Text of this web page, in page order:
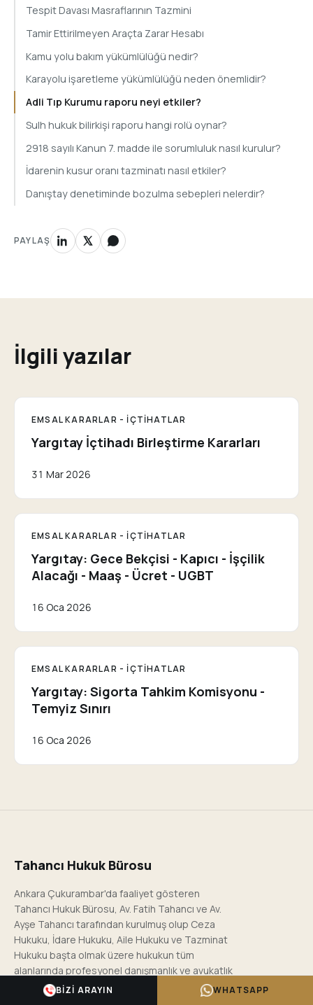
Tespit Davası Masraflarının Tazmini
Tamir Ettirilmeyen Araçta Zarar Hesabı
Kamu yolu bakım yükümlülüğü nedir?
Karayolu işaretleme yükümlülüğü neden önemlidir?
Adli Tıp Kurumu raporu neyi etkiler?
Sulh hukuk bilirkişi raporu hangi rolü oynar?
2918 sayılı Kanun 7. madde ile sorumluluk nasıl kurulur?
İdarenin kusur oranı tazminatı nasıl etkiler?
Danıştay denetiminde bozulma sebepleri nelerdir?
PAYLAŞ
İlgili yazılar
EMSAL KARARLAR - İÇTIHATLAR
Yargıtay İçtihadı Birleştirme Kararları
31 Mar 2026
EMSAL KARARLAR - İÇTIHATLAR
Yargıtay: Gece Bekçisi - Kapıcı - İşçilik
Alacağı - Maaş - Ücret - UGBT
16 Oca 2026
EMSAL KARARLAR - İÇTIHATLAR
Yargıtay: Sigorta Tahkim Komisyonu -
Temyiz Sınırı
16 Oca 2026
Tahancı Hukuk Bürosu
Ankara Çukurambar'da faaliyet gösteren
Tahancı Hukuk Bürosu, Av. Fatih Tahancı ve Av.
Ayşe Tahancı tarafından kurulmuş olup Ceza
Hukuku, İdare Hukuku, Aile Hukuku ve Tazminat
Hukuku başta olmak üzere hukukun tüm
alanlarında profesyonel danışmanlık ve avukatlık
hizmeti sunmaktadır.
BIZI ARAYIN WHATSAPP